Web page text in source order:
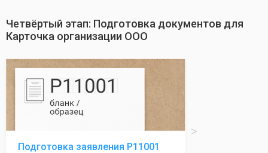
Четвёртый этап: Подготовка документов для
Карточка организации ООО
Подготовка заявления Р11001